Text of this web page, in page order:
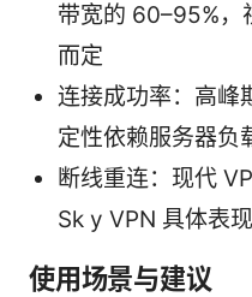
带宽的 60–95%，
而定
连接成功率：高峰
定性依赖服务器负
断线重连：现代
Sk y VPN 具体表
使用场景与建议